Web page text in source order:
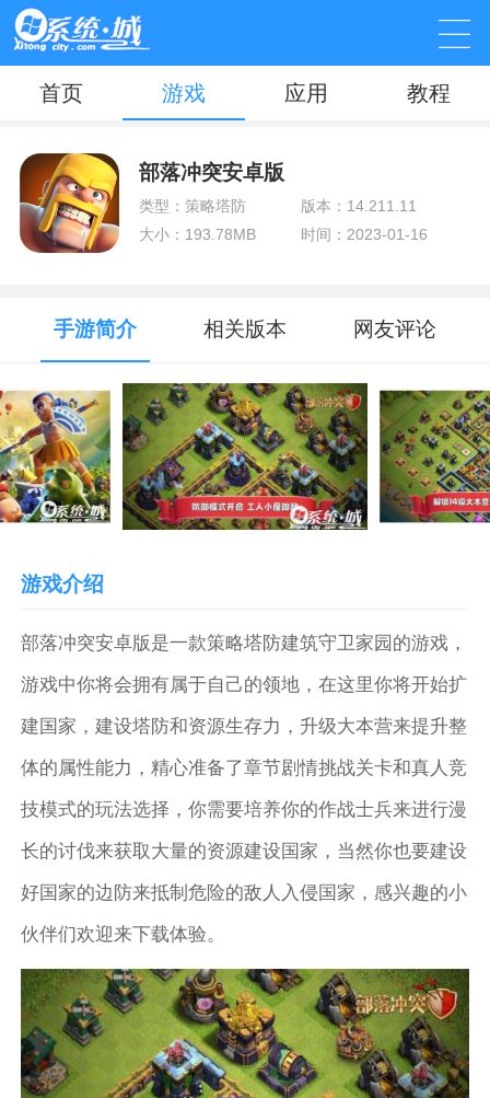
首页 游戏 应用 教程
部落冲突安卓版
类型：策略塔防
版本：14.211.11
大小：193.78MB
时间：2023-01-16
手游简介 相关版本 网友评论
游戏介绍
部落冲突安卓版是一款策略塔防建筑守卫家园的游戏，
游戏中你将会拥有属于自己的领地，在这里你将开始扩
建国家，建设塔防和资源生存力，升级大本营来提升整
体的属性能力，精心准备了章节剧情挑战关卡和真人竞
技模式的玩法选择，你需要培养你的作战士兵来进行漫
长的讨伐来获取大量的资源建设国家，当然你也要建设
好国家的边防来抵制危险的敌人入侵国家，感兴趣的小
伙伴们欢迎来下载体验。